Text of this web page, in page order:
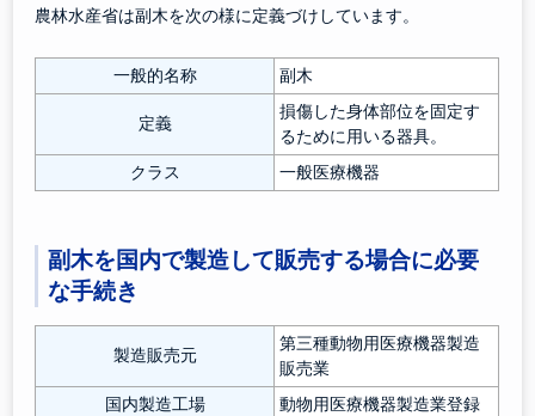
農林水産省は副木を次の様に定義づけしています。
一般的名称 副木
定義
損傷した身体部位を固定す
るために用いる器具。
クラス
一般医療機器
副木を国内で製造して販売する場合に必要
な手続き
製造販売元
第三種動物用医療機器製造
販売業
国内製造工場
動物用医療機器製造業登録